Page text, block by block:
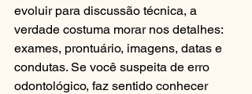
evoluir para discussão técnica, a
verdade costuma morar nos detalhes:
exames, prontuário, imagens, datas e
condutas. Se você suspeita de erro
odontológico, faz sentido conhecer